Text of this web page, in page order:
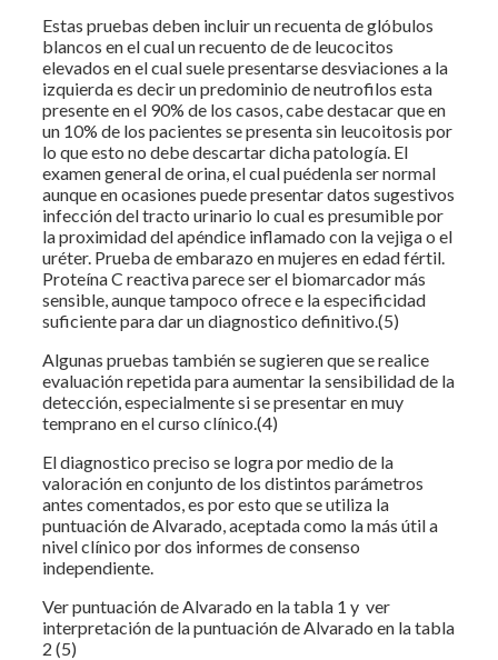
Estas pruebas deben incluir un recuenta de glóbulos
blancos en el cual un recuento de de leucocitos
elevados en el cual suele presentarse desviaciones a la
izquierda es decir un predominio de neutrofilos esta
presente en el 90% de los casos, cabe destacar que en
un 10% de los pacientes se presenta sin leucoitosis por
lo que esto no debe descartar dicha patología. El
examen general de orina, el cual puédenla ser normal
aunque en ocasiones puede presentar datos sugestivos
infección del tracto urinario lo cual es presumible por
la proximidad del apéndice inflamado con la vejiga o el
uréter. Prueba de embarazo en mujeres en edad fértil.
Proteína C reactiva parece ser el biomarcador más
sensible, aunque tampoco ofrece e la especificidad
suficiente para dar un diagnostico definitivo.(5)
Algunas pruebas también se sugieren que se realice
evaluación repetida para aumentar la sensibilidad de la
detección, especialmente si se presentar en muy
temprano en el curso clínico.(4)
El diagnostico preciso se logra por medio de la
valoración en conjunto de los distintos parámetros
antes comentados, es por esto que se utiliza la
puntuación de Alvarado, aceptada como la más útil a
nivel clínico por dos informes de consenso
independiente.
Ver puntuación de Alvarado en la tabla 1 y ver
interpretación de la puntuación de Alvarado en la tabla
2 (5)